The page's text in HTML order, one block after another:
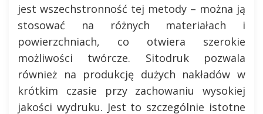
jest wszechstronność tej metody – można ją
stosować na różnych materiałach i
powierzchniach, co otwiera szerokie
możliwości twórcze. Sitodruk pozwala
również na produkcję dużych nakładów w
krótkim czasie przy zachowaniu wysokiej
jakości wydruku. Jest to szczególnie istotne